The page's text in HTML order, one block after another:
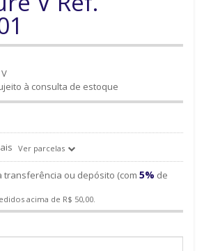
à consulta de estoque
Ver parcelas
transferência ou depósito (com 5% de
acima de R$ 50,00.